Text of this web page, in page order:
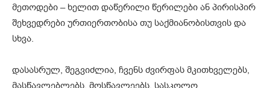
მეთოდები – ხელით დაწერილი წერილები ან პირისპირ
შეხვედრები ურთიერთობისა თუ საქმიანობისთვის და
სხვა.
დასასრულ, შეგვიძლია, ჩვენს ძვირფას მკითხველებს,
მასწავლებლებს, მოსწავლეებს, სასკოლო